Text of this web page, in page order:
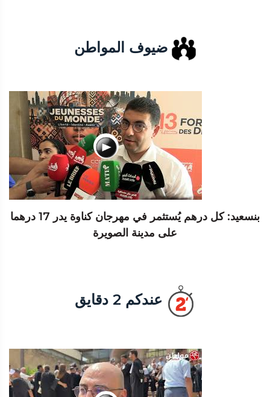
ضيوف المواطن
بنسعيد: كل درهم يُستثمر في مهرجان كناوة يدر 17 درهما
على مدينة الصويرة
عندكم 2 دقايق